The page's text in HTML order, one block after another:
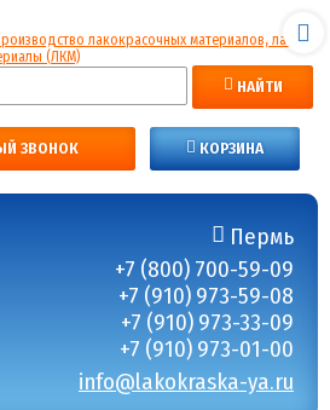
НАЙТИ
ЗВОНОК КОРЗИНА
Пермь
+7 (800) 700-59-09
+7 (910) 973-59-08
+7 (910) 973-33-09
+7 (910) 973-01-00
info@lakokraska-ya.ru